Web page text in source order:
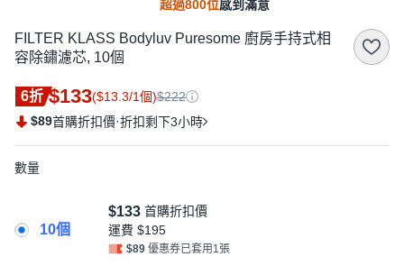
超過800位感到滿意
FILTER KLASS Bodyluv Puresome 廚房手持式相
容除鏽濾芯, 10個
6折 $133($13.3/1個)$222
$89首購折扣價·折扣剩下3小時
數量
10個
$133 首購折扣價
運費 $195
$89 優惠券已套用1張